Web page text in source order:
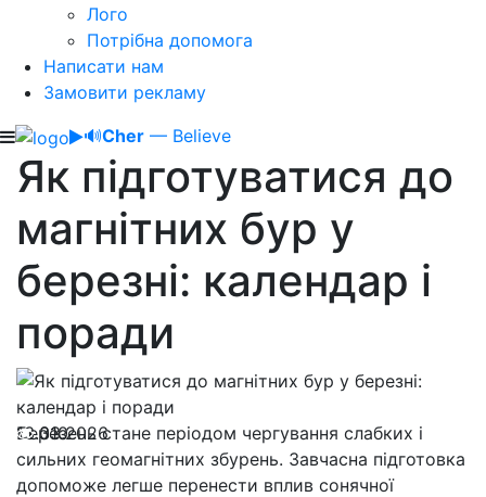
Лого
Потрібна допомога
Написати нам
Замовити рекламу
🔊Cher — Believe
Як підготуватися до
магнітних бур у
березні: календар і
поради
13.03.2026
310
Березень стане періодом чергування слабких і
сильних геомагнітних збурень. Завчасна підготовка
допоможе легше перенести вплив сонячної